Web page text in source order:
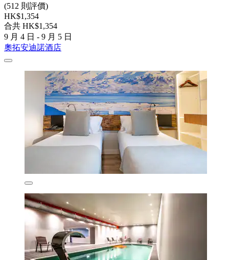
(512 則評價)
HK$1,354
合共 HK$1,354
9 月 4 日 - 9 月 5 日
奧拓安迪諾酒店